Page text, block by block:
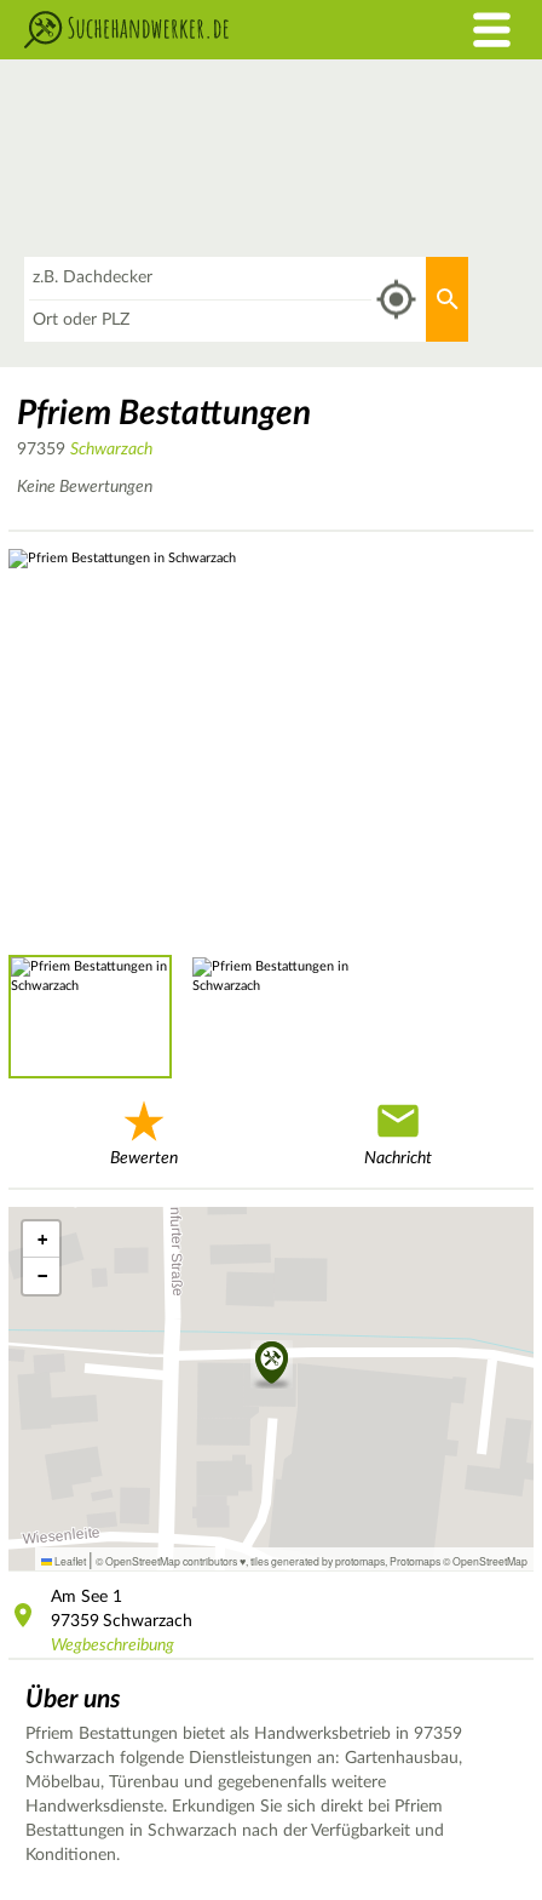
Pfriem Bestattungen
97359 Schwarzach
Keine Bewertungen
Bewerten Nachricht
+
−
Leaflet | © OpenStreetMap contributors ♥, tiles generated by protomaps Protomaps©OpenStreetMap
Am See 1
97359 Schwarzach
Wegbeschreibung
Über uns
Pfriem Bestattungen bietet als Handwerksbetrieb in 97359
Schwarzach folgende Dienstleistungen an: Gartenhausbau,
Möbelbau, Türenbau und gegebenenfalls weitere
Handwerksdienste. Erkundigen Sie sich direkt bei Pfriem
Bestattungen in Schwarzach nach der Verfügbarkeit und
Konditionen.